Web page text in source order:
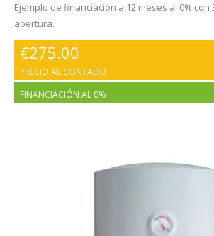
Ejemplo de financiación a 12 meses al 0% con
apertura.
€275.00
PRECIO AL CONTADO
FINANCIACIÓN AL 0%